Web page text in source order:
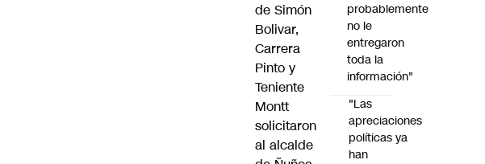
de Simón
Bolivar,
Carrera
Pinto y
Teniente
Montt
solicitaron
al alcalde
probablemente
no le
entregaron
toda la
información"
"Las
apreciaciones
políticas ya
han